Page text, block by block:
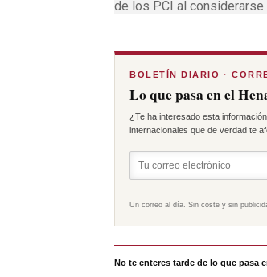
de los PCI al
BOLETÍN DIARIO ·
Lo que pasa en el
¿Te ha interesado esta
internacionales que de verdad te
Un correo al día. Sin coste y sin
No te enteres tarde de lo que pasa